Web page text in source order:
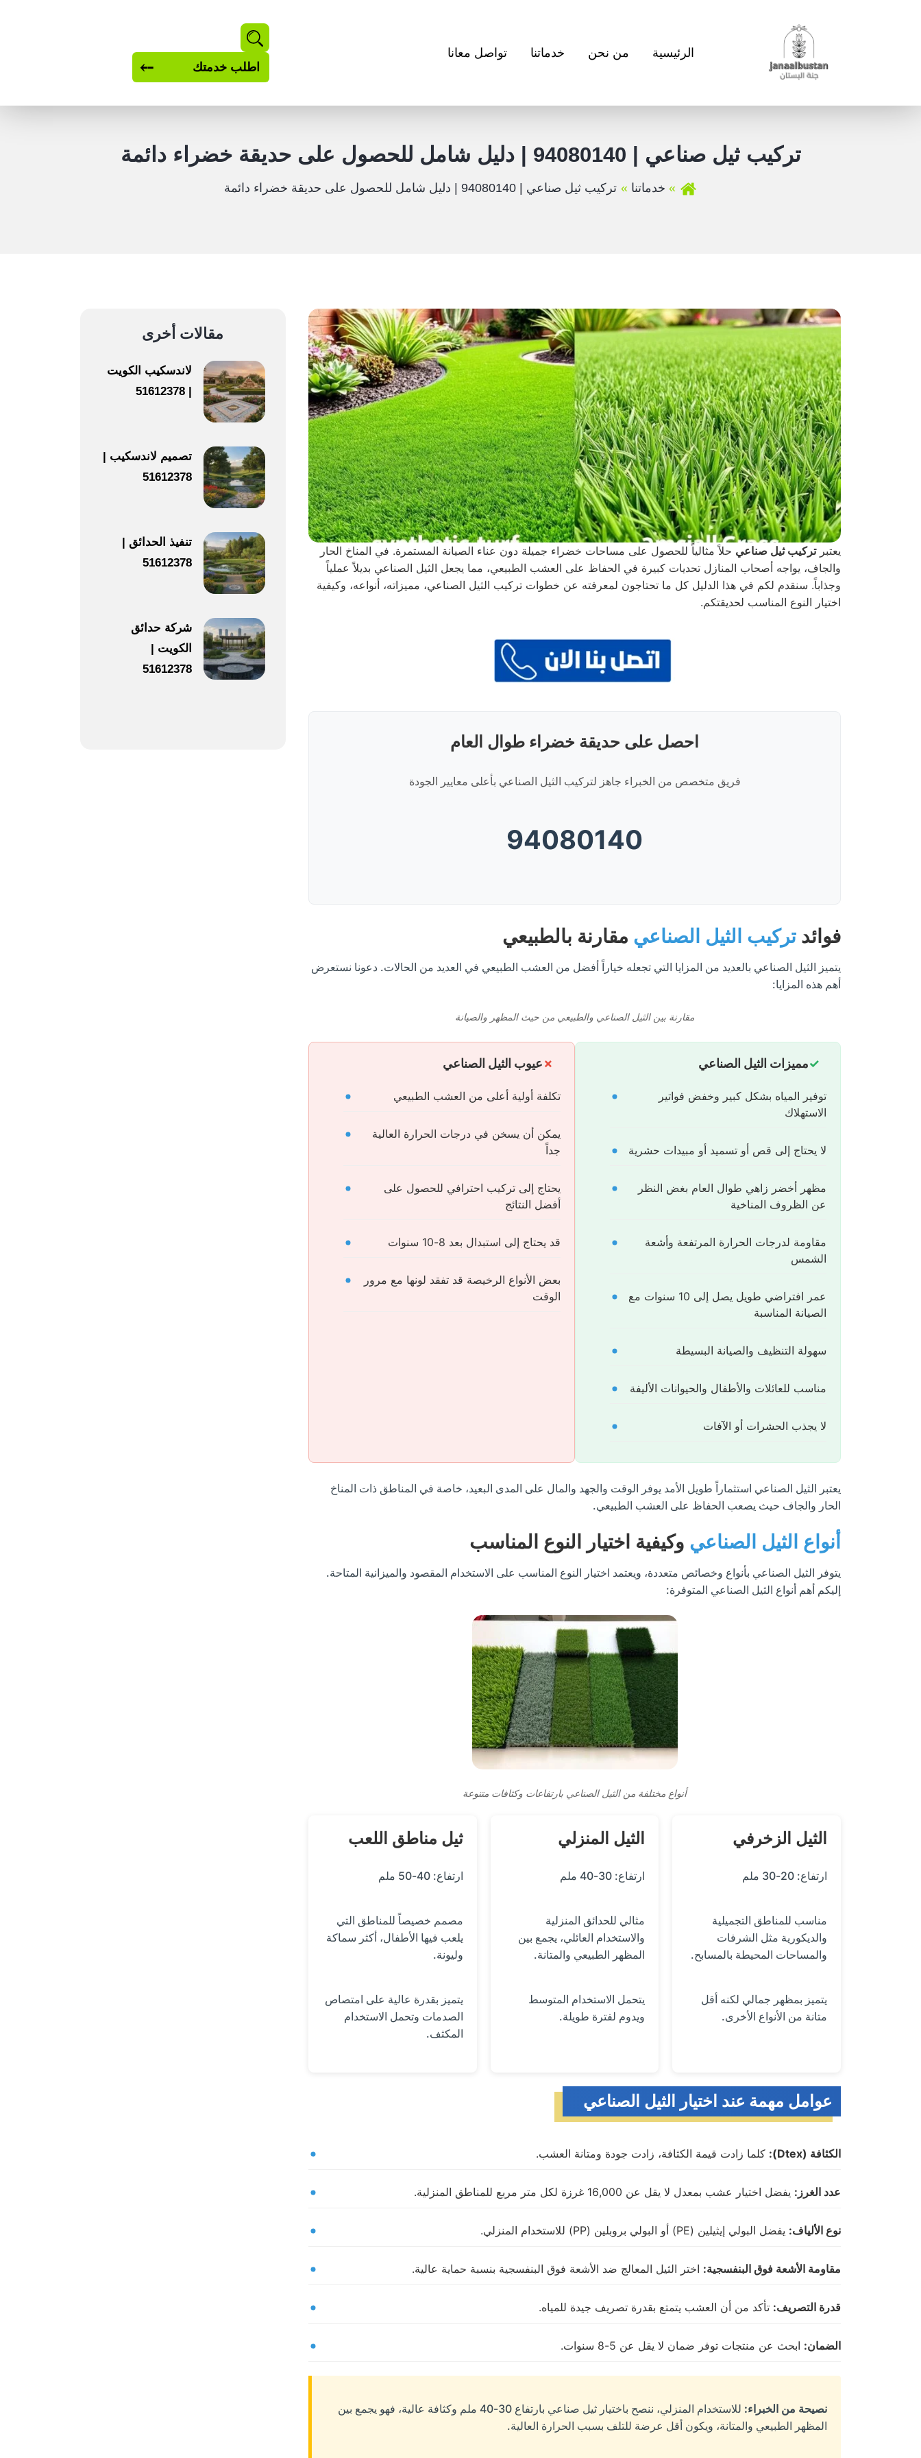
الرئيسية من نحن خدماتنا تواصل معانا
اطلب خدمتك
تركيب ثيل صناعي | 94080140 | دليل شامل للحصول على حديقة خضراء دائمة
خدماتنا تركيب ثيل صناعي | 94080140 | دليل شامل للحصول على حديقة خضراء دائمة
يعتبرتركيب ثيل صناعي حلاً مثالياً للحصول على مساحات خضراء جميلة دون عناء الصيانة المستمرة. في المناخ الحار
والجاف، يواجه أصحاب المنازل تحديات كبيرة في الحفاظ على العشب الطبيعي، مما يجعل الثيل الصناعي بديلاً عملياً
وجذاباً. سنقدم لكم في هذا الدليل كل ما تحتاجون لمعرفته عن خطوات تركيب الثيل الصناعي، مميزاته، أنواعه، وكيفية
اختيار النوع المناسب لحديقتكم.
احصل على حديقة خضراء طوال العام
فريق متخصص من الخبراء جاهز لتركيب الثيل الصناعي بأعلى معايير الجودة
94080140
فوائد تركيب الثيل الصناعي مقارنة بالطبيعي
يتميز الثيل الصناعي بالعديد من المزايا التي تجعله خياراً أفضل من العشب الطبيعي في العديد من الحالات. دعونا نستعرض
أهم هذه المزايا:
مقارنة بين الثيل الصناعي والطبيعي من حيث المظهر والصيانة
مميزات الثيل الصناعي
توفير المياه بشكل كبير وخفض فواتير
الاستهلاك
لا يحتاج إلى قص أو تسميد أو مبيدات حشرية
مظهر أخضر زاهي طوال العام بغض النظر
عن الظروف المناخية
مقاومة لدرجات الحرارة المرتفعة وأشعة
الشمس
عمر افتراضي طويل يصل إلى 10 سنوات مع
الصيانة المناسبة
سهولة التنظيف والصيانة البسيطة
مناسب للعائلات والأطفال والحيوانات الأليفة
لا يجذب الحشرات أو الآفات
عيوب الثيل الصناعي
تكلفة أولية أعلى من العشب الطبيعي
يمكن أن يسخن في درجات الحرارة العالية
جداً
يحتاج إلى تركيب احترافي للحصول على
أفضل النتائج
قد يحتاج إلى استبدال بعد 8-10 سنوات
بعض الأنواع الرخيصة قد تفقد لونها مع مرور
الوقت
يعتبر الثيل الصناعي استثماراً طويل الأمد يوفر الوقت والجهد والمال على المدى البعيد، خاصة في المناطق ذات المناخ
الحار والجاف حيث يصعب الحفاظ على العشب الطبيعي.
أنواع الثيل الصناعي وكيفية اختيار النوع المناسب
يتوفر الثيل الصناعي بأنواع وخصائص متعددة، ويعتمد اختيار النوع المناسب على الاستخدام المقصود والميزانية المتاحة.
إليكم أهم أنواع الثيل الصناعي المتوفرة:
أنواع مختلفة من الثيل الصناعي بارتفاعات وكثافات متنوعة
الثيل الزخرفي
ارتفاع: 20-30 ملم
مناسب للمناطق التجميلية
والديكورية مثل الشرفات
والمساحات المحيطة بالمسابح.
يتميز بمظهر جمالي لكنه أقل
متانة من الأنواع الأخرى.
الثيل المنزلي
ارتفاع: 30-40 ملم
مثالي للحدائق المنزلية
والاستخدام العائلي، يجمع بين
المظهر الطبيعي والمتانة.
يتحمل الاستخدام المتوسط
ويدوم لفترة طويلة.
ثيل مناطق اللعب
ارتفاع: 40-50 ملم
مصمم خصيصاً للمناطق التي
يلعب فيها الأطفال، أكثر سماكة
وليونة.
يتميز بقدرة عالية على امتصاص
الصدمات وتحمل الاستخدام
المكثف.
عوامل مهمة عند اختيار الثيل الصناعي
الكثافة (Dtex): كلما زادت قيمة الكثافة، زادت جودة ومتانة العشب.
عدد الغرز: يفضل اختيار عشب بمعدل لا يقل عن 16,000 غرزة لكل متر مربع للمناطق المنزلية.
نوع الألياف: يفضل البولي إيثيلين (PE) أو البولي بروبلين (PP) للاستخدام المنزلي.
مقاومة الأشعة فوق البنفسجية: اختر الثيل المعالج ضد الأشعة فوق البنفسجية بنسبة حماية عالية.
قدرة التصريف: تأكد من أن العشب يتمتع بقدرة تصريف جيدة للمياه.
الضمان: ابحث عن منتجات توفر ضمان لا يقل عن 5-8 سنوات.
نصيحة من الخبراء:
للاستخدام المنزلي، ننصح باختيار ثيل صناعي بارتفاع 30-40 ملم وكثافة عالية، فهو يجمع بين
المظهر الطبيعي والمتانة، ويكون أقل عرضة للتلف بسبب الحرارة العالية.
مقالات أخرى
لاندسكيب الكويت
| 51612378
تصميم لاندسكيب |
51612378
تنفيذ الحدائق |
51612378
شركة حدائق
الكويت |
51612378